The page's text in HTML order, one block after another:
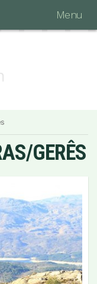
Menu
GERÊS